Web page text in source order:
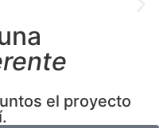
el proyecto